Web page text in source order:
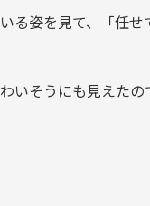
る姿を見て、「任
いそうにも見えたの